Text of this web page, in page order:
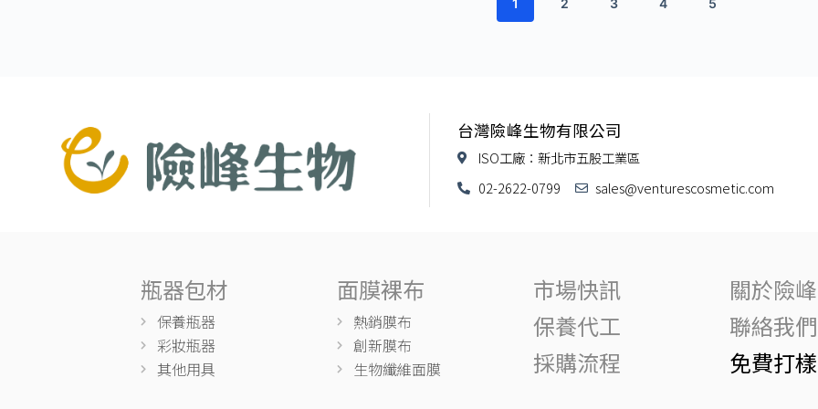
1 2 3 4 5
台灣險峰生物有限公司
ISO工廠：新北市五股工業區
02-2622-0799
sales@venturescosmetic.com
瓶器包材
保養瓶器
彩妝瓶器
其他用具
面膜裸布
熱銷膜布
創新膜布
生物纖維面膜
市場快訊
保養代工
採購流程
關於險峰
聯絡我們
免費打樣